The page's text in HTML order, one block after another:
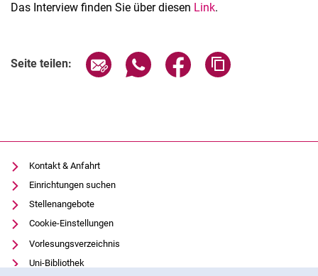
Alle Termine
Das Interview finden Sie über diesen Link.
Seite teilen: Seite über E-Mail teilen
Seite über WhatsApp teilen
Seite über Facebook
Kontakt & Anfahrt
Einrichtungen suchen
Stellenangebote
Cookie-Einstellungen
Vorlesungsverzeichnis
Uni-Bibliothek